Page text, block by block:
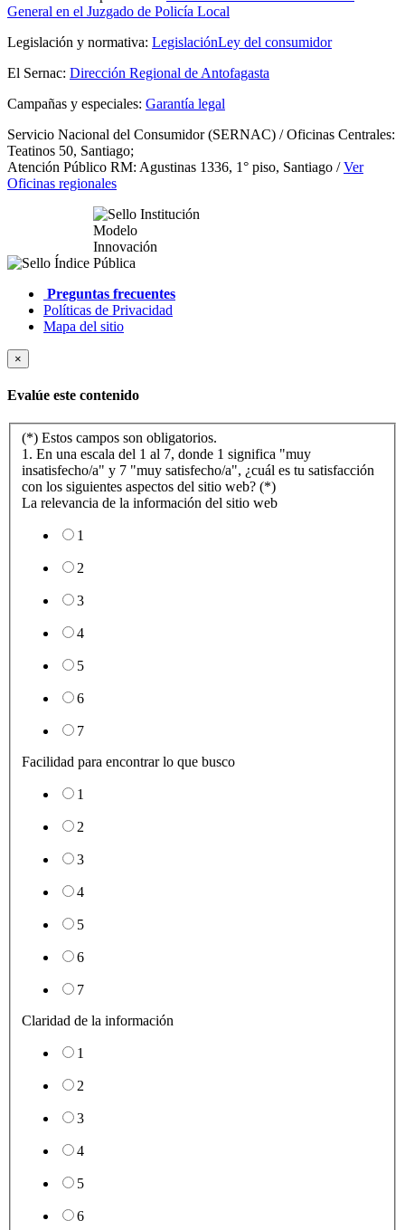
General en el Juzgado de Policía Local
Legislación y normativa: LegislaciónLey del consumidor
El Sernac: Dirección Regional de Antofagasta
Campañas y especiales: Garantía legal
Servicio Nacional del Consumidor (SERNAC) / Oficinas Centrales:
Teatinos 50, Santiago;
Atención Público RM: Agustinas 1336, 1° piso, Santiago /Ver
Oficinas regionales
Preguntas frecuentes
Políticas de Privacidad
Mapa del sitio
×
Evalúe este contenido
(*) Estos campos son obligatorios.
1. En una escala del 1 al 7, donde 1 significa "muy
insatisfecho/a" y 7 "muy satisfecho/a", ¿cuál es tu satisfacción
con los siguientes aspectos del sitio web? (*)
La relevancia de la información del sitio web
1
2
3
4
5
6
7
Facilidad para encontrar lo que busco
1
2
3
4
5
6
7
Claridad de la información
1
2
3
4
5
6